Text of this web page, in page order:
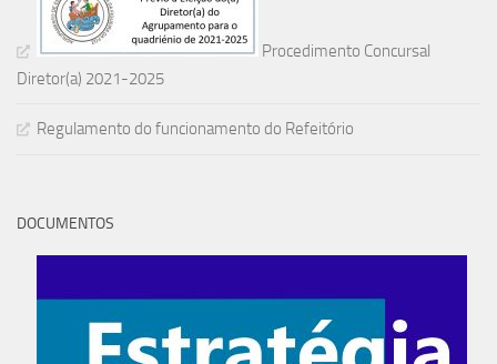
Procedimento Concursal
Diretor(a) 2021-2025
Regulamento do funcionamento do Refeitório
DOCUMENTOS